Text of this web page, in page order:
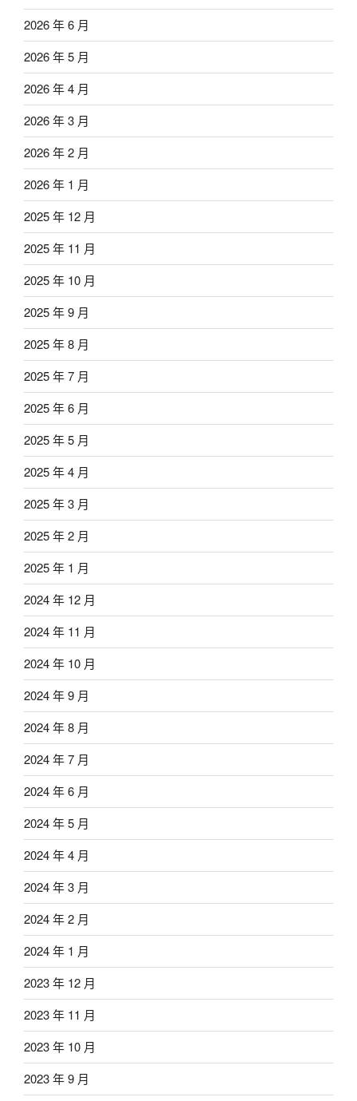
2026 年 6 月
2026 年 5 月
2026 年 4 月
2026 年 3 月
2026 年 2 月
2026 年 1 月
2025 年 12 月
2025 年 11 月
2025 年 10 月
2025 年 9 月
2025 年 8 月
2025 年 7 月
2025 年 6 月
2025 年 5 月
2025 年 4 月
2025 年 3 月
2025 年 2 月
2025 年 1 月
2024 年 12 月
2024 年 11 月
2024 年 10 月
2024 年 9 月
2024 年 8 月
2024 年 7 月
2024 年 6 月
2024 年 5 月
2024 年 4 月
2024 年 3 月
2024 年 2 月
2024 年 1 月
2023 年 12 月
2023 年 11 月
2023 年 10 月
2023 年 9 月